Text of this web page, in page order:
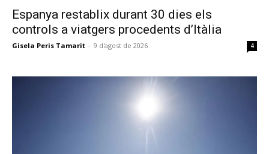
Espanya restablix durant 30 dies els
controls a viatgers procedents d’Itàlia
Gisela Peris Tamarit - 9 d'agost de 2026 4